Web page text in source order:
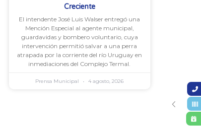
Creciente
El intendente José Luis Walser entregó una
Mención Especial al agente municipal,
guardavidas y bombero voluntario, cuya
intervención permitió salvar a una perra
atrapada por la corriente del río Uruguay en
inmediaciones del Complejo Termal.
Prensa Municipal 4 agosto, 2026